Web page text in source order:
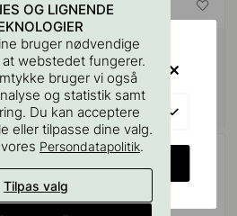
-
LED-Strip CSP - 3000K
449 kr
På lager
OG LIGNENDE
bruger nødvendige
webstedet fungerer.
bruger vi også
og statistik samt
Du kan acceptere
eller tilpasse dine valg.
Persondatapolitik.
Tilpas valg
VISIT?